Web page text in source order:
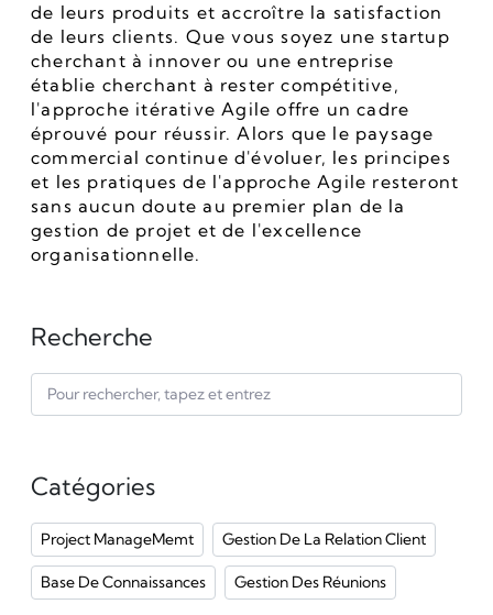
de leurs produits et accroître la satisfaction
de leurs clients. Que vous soyez une startup
cherchant à innover ou une entreprise
établie cherchant à rester compétitive,
l'approche itérative Agile offre un cadre
éprouvé pour réussir. Alors que le paysage
commercial continue d'évoluer, les principes
et les pratiques de l'approche Agile resteront
sans aucun doute au premier plan de la
gestion de projet et de l'excellence
organisationnelle.
Recherche
Catégories
Project ManageMemt Gestion De La Relation Client
Base De Connaissances Gestion Des Réunions